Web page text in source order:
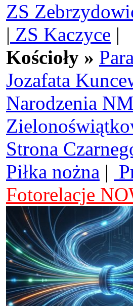
ZS
| ZS Kaczyce |
Kościoły »
Jozafata
Narodzenia
Strona
Piłka nożna |
Fotorelacje